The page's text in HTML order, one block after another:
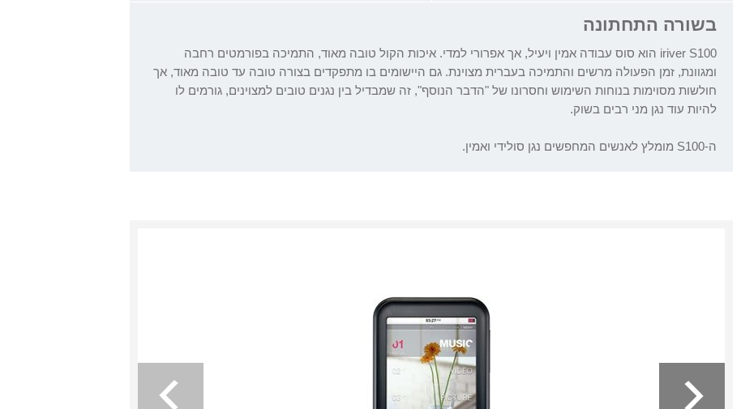
בשורה התחתונה
iriver S100 הוא סוס עבודה אמין ויעיל, אך אפרורי למדי. איכות הקול טובה מאוד, התמיכה בפורמטים רחבה
ומגוונת, זמן הפעולה מרשים והתמיכה בעברית מצוינת. גם היישומים בו מתפקדים בצורה טובה עד טובה מאוד, אך
חולשות מסוימות בנוחות השימוש וחסרונו של "הדבר הנוסף", זה שמבדיל בין נגנים טובים למצוינים, גורמים לו
להיות עוד נגן מני רבים בשוק.
ה-S100 מומלץ לאנשים המחפשים נגן סולידי ואמין.